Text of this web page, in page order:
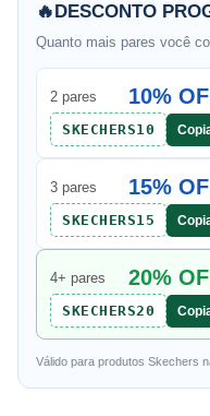
🔥DESCONTO
Quanto mais pares você
2 pares 10%
SKECHERS10
3 pares 15%
SKECHERS15
4+ pares 20%
SKECHERS20
Válido para produtos Skechers